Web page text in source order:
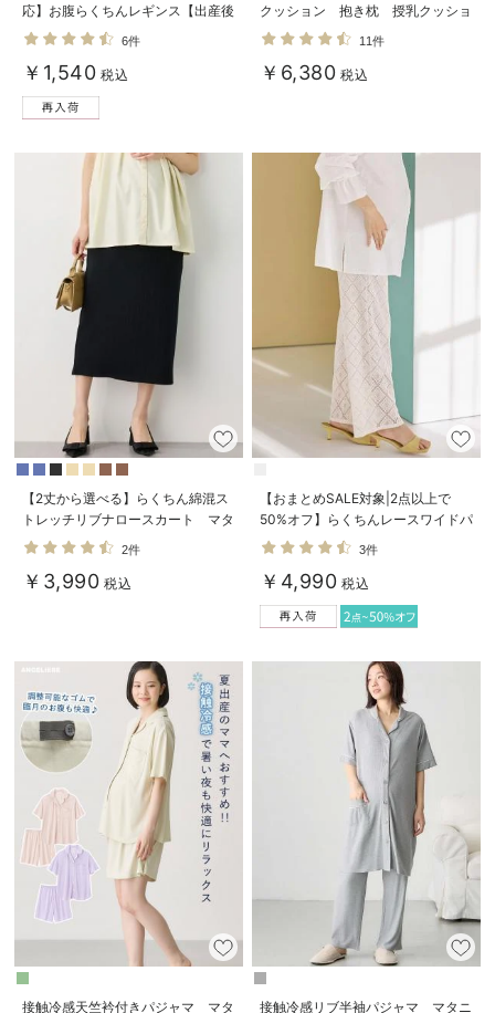
応】お腹らくちんレギンス【出産後
も長く使える】
6件
￥1,540 税込
クッション 抱き枕 授乳クッショ
ン
11件
￥6,380 税込
【2丈から選べる】らくちん綿混ス
トレッチリブナロースカート マタ
ニティ・産後【出産後も長く使え
2件
￥3,990 税込
【おまとめSALE対象|2点以上で
50%オフ】らくちんレースワイドパ
ンツ マタニティ・産後【産後も長
3件
￥4,990 税込
接触冷感天竺衿付きパジャマ マタ 接触冷感リブ半袖パジャマ マタニ